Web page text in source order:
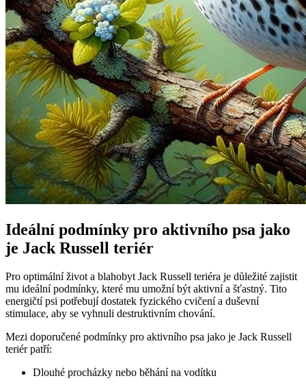
Ideální podmínky pro aktivního psa jako
je Jack Russell teriér
Pro optimální život a blahobyt Jack Russell teriéra je důležité zajistit
mu ideální podmínky, které mu umožní být aktivní a šťastný. Tito
energičtí psi potřebují dostatek fyzického cvičení a duševní
stimulace, aby se vyhnuli destruktivním chování.
Mezi doporučené podmínky pro aktivního psa jako je Jack Russell
teriér patří:
Dlouhé procházky nebo běhání na vodítku